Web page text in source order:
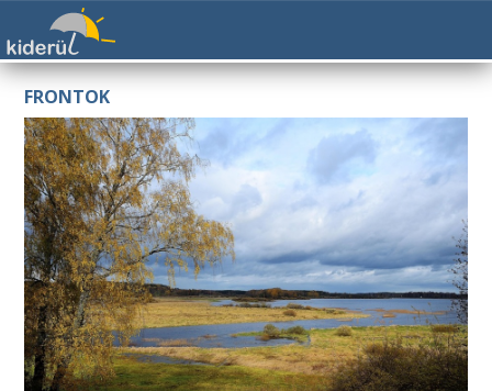
FRONTOK